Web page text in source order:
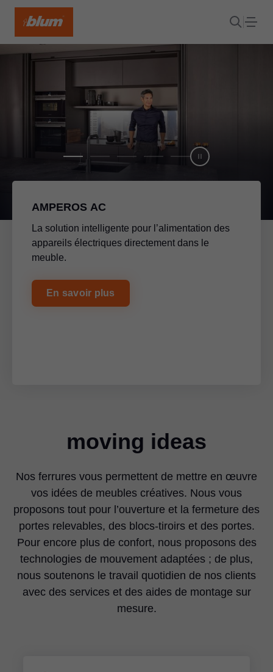
AMPEROS AC
La solution intelligente pour l’alimentation des
appareils électriques directement dans le
meuble.
En savoir plus
moving ideas
Nos ferrures vous permettent de mettre en œuvre
vos idées de meubles créatives. Nous vous
proposons tout pour l’ouverture et la fermeture des
portes relevables, des blocs-tiroirs et des portes.
Pour encore plus de confort, nous proposons des
technologies de mouvement adaptées ; de plus,
nous soutenons le travail quotidien de nos clients
avec des services et des aides de montage sur
mesure.